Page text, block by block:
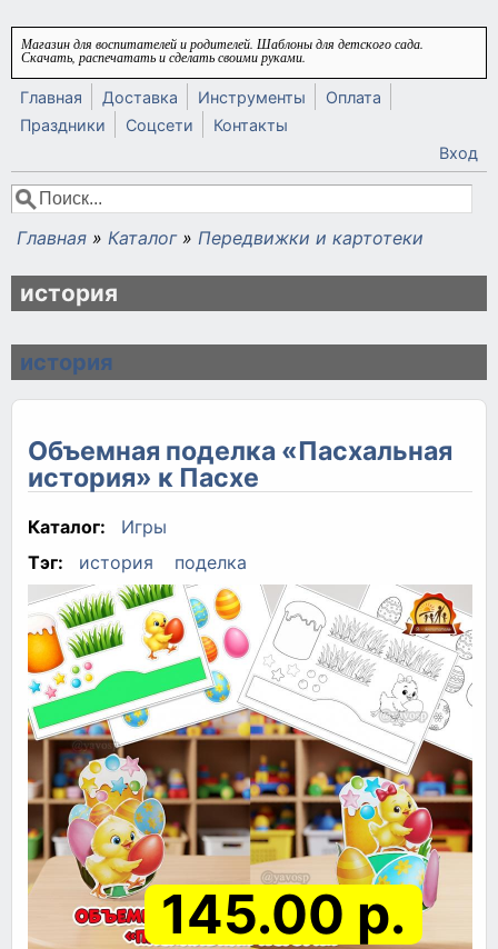
Перейти к основному содержанию
Магазин для воспитателей и родителей. Шаблоны для детского сада.
Скачать, распечатать и сделать своими руками.
Главная Доставка Инструменты
Оплата
Праздники
Соцсети
Контакты
Вход
Форма поиска
Поиск
Вы здесь
Главная » Каталог » Передвижки и картотеки
история
история
Объемная поделка «Пасхальная
история» к Пасхе
Каталог:
Игры
Тэг:
история поделка
145.00 р.